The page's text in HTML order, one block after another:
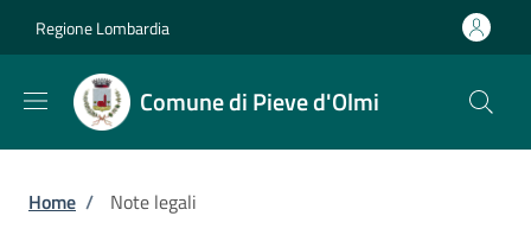
Regione Lombardia
Comune di Pieve d'Olmi
Briciole di pane
Home / Note legali